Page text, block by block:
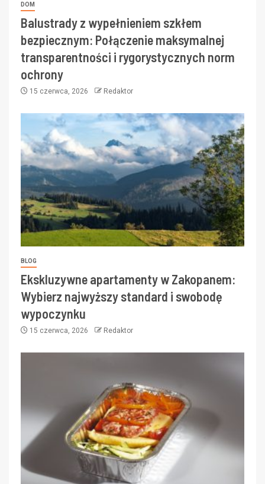
DOM
Balustrady z wypełnieniem szkłem
bezpiecznym: Połączenie maksymalnej
transparentności i rygorystycznych norm
ochrony
15 czerwca, 2026 Redaktor
BLOG
Ekskluzywne apartamenty w Zakopanem:
Wybierz najwyższy standard i swobodę
wypoczynku
15 czerwca, 2026 Redaktor